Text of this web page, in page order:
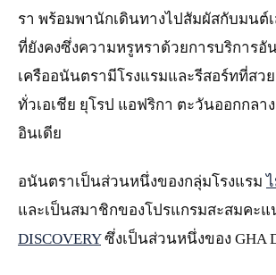
รา พร้อมพานักเดินทางไปสัมผัสกับมนต์
ที่ยังคงซึ่งความหรูหราด้วยการบริการอั
เครืออนันตรามีโรงแรมและรีสอร์ทที่สว
ทั่วเอเชีย ยุโรป แอฟริกา ตะวันออกกลา
อินเดีย
อนันตราเป็นส่วนหนึ่งของกลุ่มโรงแรม
และเป็นสมาชิกของโปรแกรมสะสมคะ
DISCOVERYซึ่งเป็นส่วนหนึ่งของ GHA